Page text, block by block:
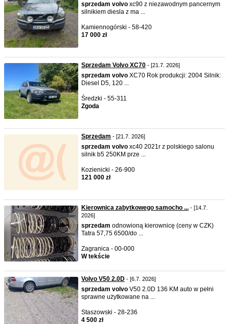
sprzedam volvo xc90 z niezawodnym pancernym
silnikiem diesla z ma ...
Kamiennogórski - 58-420
17 000 zł
Sprzedam Volvo XC70 - [21.7. 2026]
sprzedam volvo XC70 Rok produkcji: 2004 Silnik:
Diesel D5, 120 ...
Średzki - 55-311
Zgoda
Sprzedam - [21.7. 2026]
sprzedam volvo xc40 2021r z polskiego salonu
silnik b5 250KM prze ...
Kozienicki - 26-900
121 000 zł
Kierownica zabytkowego samocho ... - [14.7.
2026]
sprzedam odnowioną kierownicę (ceny w CZK)
Tatra 57,75 6500/do ...
Zagranica - 00-000
W tekście
Volvo V50 2.0D - [6.7. 2026]
sprzedam volvo V50 2.0D 136 KM auto w pełni
sprawne użytkowane na ...
Staszowski - 28-236
4 500 zł